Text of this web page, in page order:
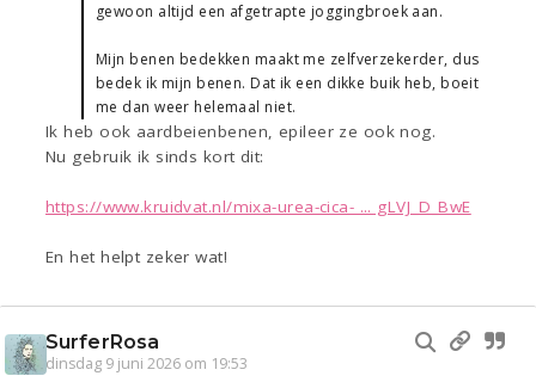
gewoon altijd een afgetrapte joggingbroek aan.
Mijn benen bedekken maakt me zelfverzekerder, dus
bedek ik mijn benen. Dat ik een dikke buik heb, boeit
me dan weer helemaal niet.
Ik heb ook aardbeienbenen, epileer ze ook nog.
Nu gebruik ik sinds kort dit:
https://www.kruidvat.nl/mixa-urea-cica- ... gLVJ_D_BwE
En het helpt zeker wat!
SurferRosa
dinsdag 9 juni 2026 om 19:53